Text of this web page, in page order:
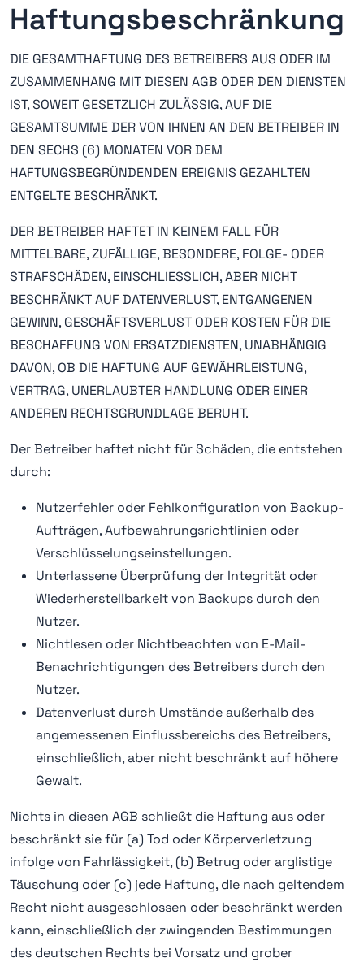
Haftungsbeschränkung
DIE GESAMTHAFTUNG DES BETREIBERS AUS ODER IM
ZUSAMMENHANG MIT DIESEN AGB ODER DEN DIENSTEN
IST, SOWEIT GESETZLICH ZULÄSSIG, AUF DIE
GESAMTSUMME DER VON IHNEN AN DEN BETREIBER IN
DEN SECHS (6) MONATEN VOR DEM
HAFTUNGSBEGRÜNDENDEN EREIGNIS GEZAHLTEN
ENTGELTE BESCHRÄNKT.
DER BETREIBER HAFTET IN KEINEM FALL FÜR
MITTELBARE, ZUFÄLLIGE, BESONDERE, FOLGE- ODER
STRAFSCHÄDEN, EINSCHLIESSLICH, ABER NICHT
BESCHRÄNKT AUF DATENVERLUST, ENTGANGENEN
GEWINN, GESCHÄFTSVERLUST ODER KOSTEN FÜR DIE
BESCHAFFUNG VON ERSATZDIENSTEN, UNABHÄNGIG
DAVON, OB DIE HAFTUNG AUF GEWÄHRLEISTUNG,
VERTRAG, UNERLAUBTER HANDLUNG ODER EINER
ANDEREN RECHTSGRUNDLAGE BERUHT.
Der Betreiber haftet nicht für Schäden, die entstehen
durch:
Nutzerfehler oder Fehlkonfiguration von Backup-
Aufträgen, Aufbewahrungsrichtlinien oder
Verschlüsselungseinstellungen.
Unterlassene Überprüfung der Integrität oder
Wiederherstellbarkeit von Backups durch den
Nutzer.
Nichtlesen oder Nichtbeachten von E-Mail-
Benachrichtigungen des Betreibers durch den
Nutzer.
Datenverlust durch Umstände außerhalb des
angemessenen Einflussbereichs des Betreibers,
einschließlich, aber nicht beschränkt auf höhere
Gewalt.
Nichts in diesen AGB schließt die Haftung aus oder
beschränkt sie für (a) Tod oder Körperverletzung
infolge von Fahrlässigkeit, (b) Betrug oder arglistige
Täuschung oder (c) jede Haftung, die nach geltendem
Recht nicht ausgeschlossen oder beschränkt werden
kann, einschließlich der zwingenden Bestimmungen
des deutschen Rechts bei Vorsatz und grober